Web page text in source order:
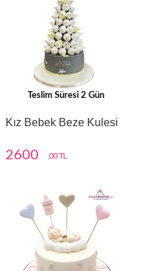
Teslim Süresi 2 Gün
Kız Bebek Beze Kulesi
2600 ,00 TL